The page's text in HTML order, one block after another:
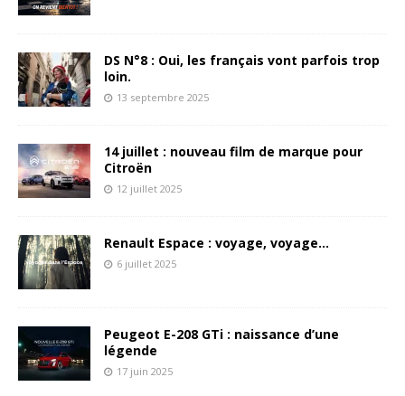
DS N°8 : Oui, les français vont parfois trop
loin.
13 septembre 2025
14 juillet : nouveau film de marque pour
Citroën
12 juillet 2025
Renault Espace : voyage, voyage…
6 juillet 2025
Peugeot E-208 GTi : naissance d’une
légende
17 juin 2025